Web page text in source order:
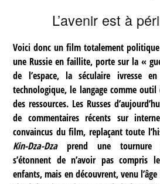
L’avenir est à
Voici donc un film totalement politique
une Russie en faillite, porte sur la «
de l’espace, la séculaire ivresse
technologique, le langage comme
des ressources. Les Russes
de commentaires récents sur
convaincus du film, replaçant toute
Kin-Dza-Dzaprend une tournure
s’étonnent de n’avoir pas
enfants, mais en découvrent, venu